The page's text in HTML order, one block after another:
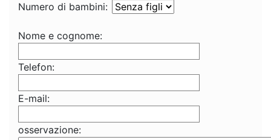
Numero di bambini:
Nome e cognome:
Telefon:
E-mail:
osservazione: